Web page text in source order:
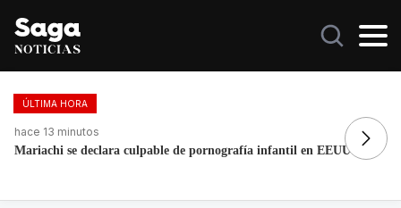
ÚLTIMA HORA
hace 44 minutos
Mexicano se declara culpable de lavar más de 1.9 MDD en